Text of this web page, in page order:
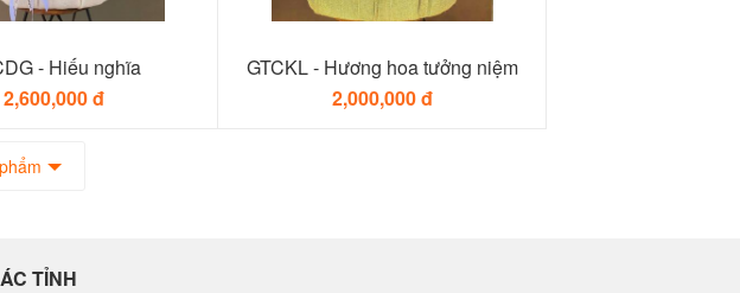
- Hiếu nghĩa
2,600,000 đ
GTCKL - Hương hoa tưởng niệm
2,000,000 đ
TỈNH